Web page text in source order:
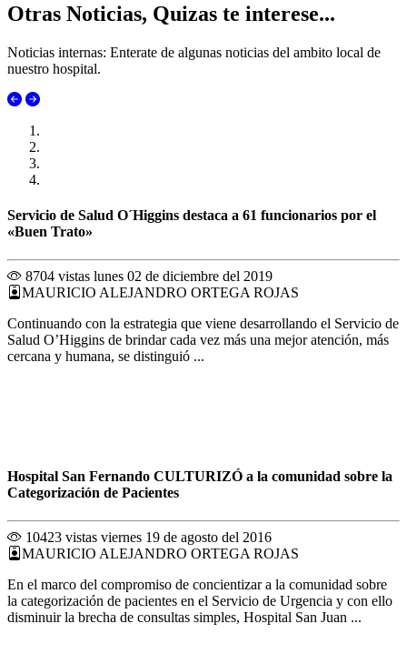
Otras Noticias, Quizas te interese...
Noticias internas: Enterate de algunas noticias del ambito local de
nuestro hospital.
Servicio de Salud O´Higgins destaca a 61 funcionarios por el
«Buen Trato»
8704 vistas lunes 02 de diciembre del 2019
MAURICIO ALEJANDRO ORTEGA ROJAS
Continuando con la estrategia que viene desarrollando el Servicio de
Salud O’Higgins de brindar cada vez más una mejor atención, más
cercana y humana, se distinguió ...
Hospital San Fernando CULTURIZÓ a la comunidad sobre la
Categorización de Pacientes
10423 vistas viernes 19 de agosto del 2016
MAURICIO ALEJANDRO ORTEGA ROJAS
En el marco del compromiso de concientizar a la comunidad sobre
la categorización de pacientes en el Servicio de Urgencia y con ello
disminuir la brecha de consultas simples, Hospital San Juan ...